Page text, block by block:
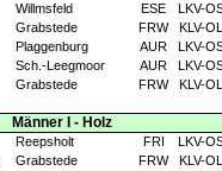
Willmsfeld ESE
LKV-
Grabstede FRW
KLV-OL
Plaggenburg AUR
LKV-
Sch.-Leegmoor AUR
LKV-
Grabstede FRW KLV-OL
Männer I - Holz
Reepsholt FRI
LKV-
Grabstede FRW
KLV-OL